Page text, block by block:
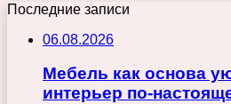
Последние записи
06.08.2026
Мебель как основа
интерьер по-